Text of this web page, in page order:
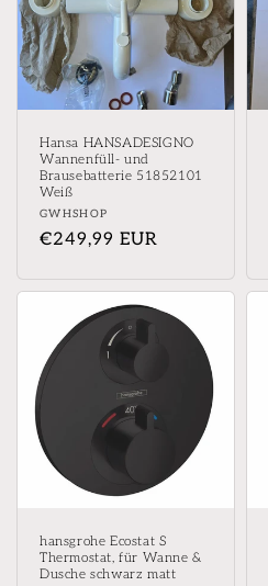
r
i
e
Hansa HANSADESIGNO
Wannenfüll- und
Brausebatterie 51852101
Weiß
Anbieter:
GWHSHOP
Normaler
€249,99 EUR
hansgrohe Ecostat S
Thermostat, für Wanne &
Dusche schwarz matt